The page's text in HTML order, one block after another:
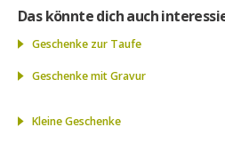
Das könnte dich auch
Geschenke zur Taufe
Geschenke mit Gravur
Kleine Geschenke